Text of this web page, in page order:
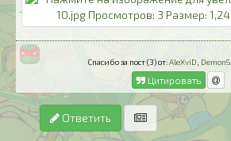
Спасибо за пост (3) от:AleXviD DemonS
Цитировать
Ответить